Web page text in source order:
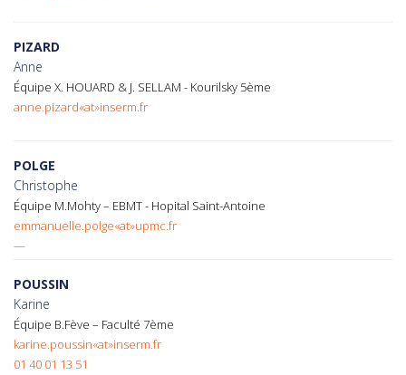
PIZARD
Anne
Équipe X. HOUARD & J. SELLAM - Kourilsky 5ème
anne.pizard«at»inserm.fr
POLGE
Christophe
Équipe M.Mohty – EBMT - Hopital Saint-Antoine
emmanuelle.polge«at»upmc.fr
—
POUSSIN
Karine
Équipe B.Fève – Faculté 7ème
karine.poussin«at»inserm.fr
01 40 01 13 51